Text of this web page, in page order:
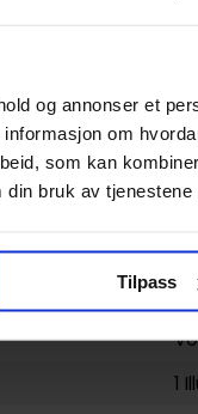
og annonser et
om
som kan
bruk av tjenestene
Tilpass
5
1